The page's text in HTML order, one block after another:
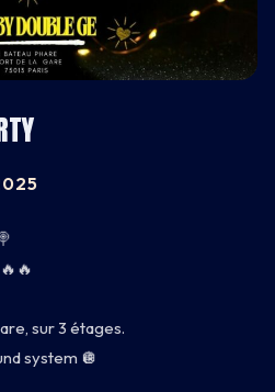
sur 3 étages.
system 🪩